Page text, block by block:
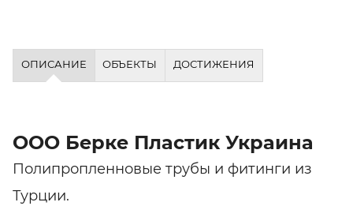
ОПИСАНИЕ ОБЪЕКТЫ ДОСТИЖЕНИЯ
ООО Берке Пластик Украина
Полипропленновые трубы и фитинги из
Турции.